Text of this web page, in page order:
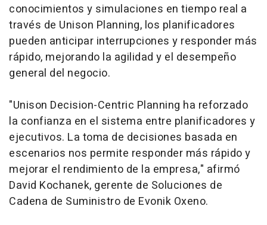
conocimientos y simulaciones en tiempo real a
través de Unison Planning, los planificadores
pueden anticipar interrupciones y responder más
rápido, mejorando la agilidad y el desempeño
general del negocio.
"Unison Decision-Centric Planning ha reforzado
la confianza en el sistema entre planificadores y
ejecutivos. La toma de decisiones basada en
escenarios nos permite responder más rápido y
mejorar el rendimiento de la empresa," afirmó
David Kochanek, gerente de Soluciones de
Cadena de Suministro de Evonik Oxeno.